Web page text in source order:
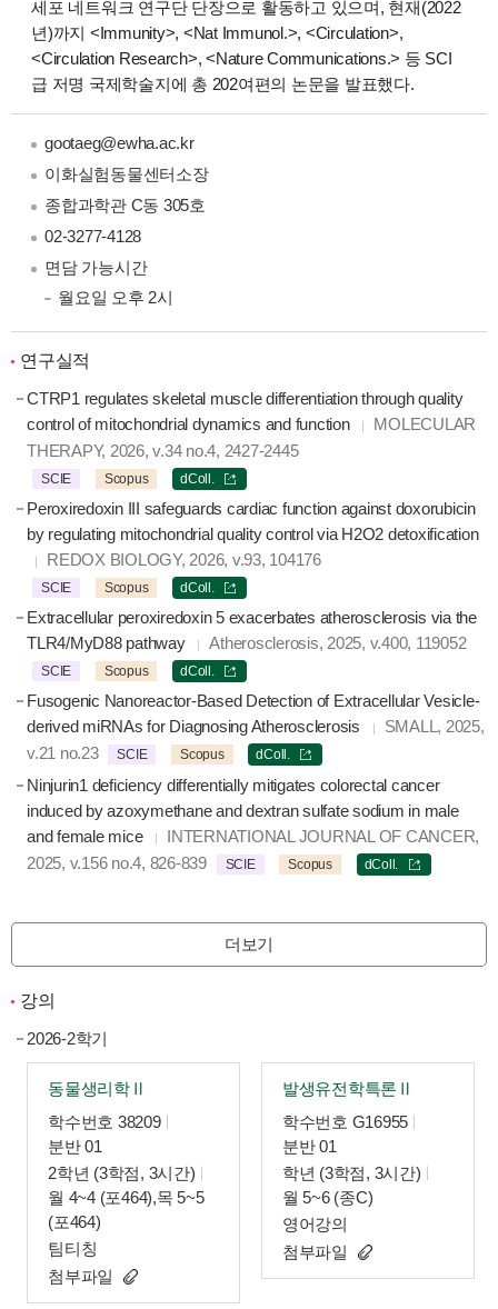
세포 네트워크 연구단 단장으로 활동하고 있으며, 현재(2022
년)까지 <Immunity>, <Nat Immunol.>, <Circulation>,
<Circulation Research>, <Nature Communications.> 등 SCI
급 저명 국제학술지에 총 202여편의 논문을 발표했다.
gootaeg@ewha.ac.kr
이화실험동물센터소장
종합과학관 C동 305호
02-3277-4128
면담 가능시간
월요일 오후 2시
연구실적
CTRP1 regulates skeletal muscle differentiation through quality
control of mitochondrial dynamics and function
MOLECULAR
THERAPY, 2026, v.34 no.4, 2427-2445
SCIE Scopus dColl.
Peroxiredoxin III safeguards cardiac function against doxorubicin
by regulating mitochondrial quality control via H2O2 detoxification
REDOX BIOLOGY, 2026, v.93, 104176
SCIE Scopus dColl.
Extracellular peroxiredoxin 5 exacerbates atherosclerosis via the
TLR4/MyD88 pathway
Atherosclerosis, 2025, v.400, 119052
SCIE Scopus dColl.
Fusogenic Nanoreactor-Based Detection of Extracellular Vesicle-
derived miRNAs for Diagnosing Atherosclerosis
SMALL, 2025,
v.21 no.23
SCIE Scopus dColl.
Ninjurin1 deficiency differentially mitigates colorectal cancer
induced by azoxymethane and dextran sulfate sodium in male
and female mice
INTERNATIONAL JOURNAL OF CANCER,
2025, v.156 no.4, 826-839
SCIE Scopus dColl.
더보기
강의
2026-2학기
동물생리학Ⅱ
학수번호 38209
분반 01
2학년 (3학점, 3시간)
월 4~4 (포464),목 5~5
(포464)
팀티칭
첨부파일
발생유전학특론Ⅱ
학수번호 G16955
분반 01
학년 (3학점, 3시간)
월 5~6 (종C)
영어강의
첨부파일